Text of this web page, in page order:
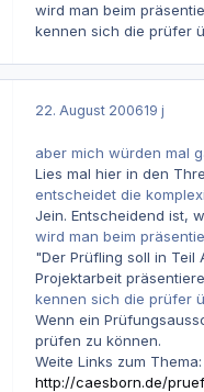
wird man beim
kennen sich die prüfer
22. August 200619 j
aber mich würden mal
Lies mal hier in den
entscheidet die
Jein. Entscheidend ist,
wird man beim
"Der Prüfling soll in
Projektarbeit
kennen sich die prüfer
Wenn ein
prüfen zu können.
Weite Links zum Thema:
http://caesborn.de/